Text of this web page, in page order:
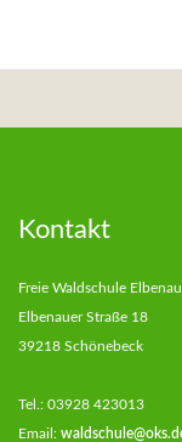
Kontakt
Freie Waldschule
Elbenauer Straße 18
39218 Schönebeck
Tel.: 03928 423013
Email: